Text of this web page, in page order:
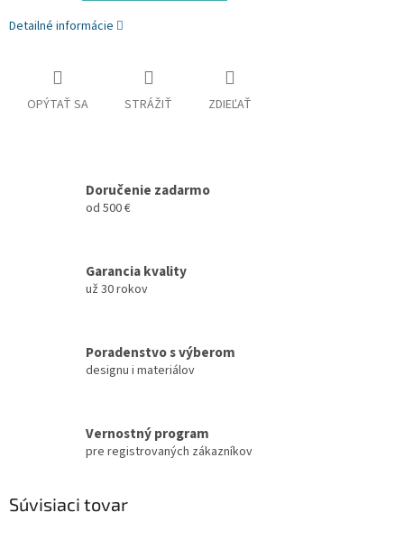
Detailné informácie
OPÝTAŤ SA STRÁŽIŤ ZDIEĽAŤ
Doručenie zadarmo
od 500 €
Garancia kvality
už 30 rokov
Poradenstvo s výberom
designu i materiálov
Vernostný program
pre registrovaných zákazníkov
Súvisiaci tovar